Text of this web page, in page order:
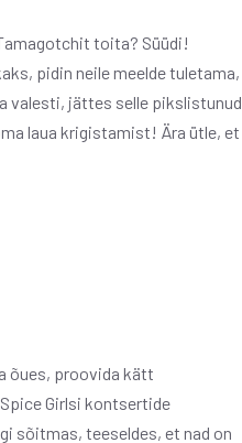
toita? Süüdi!
pidin neile meelde tuletama,
valesti, jättes selle pikslistunud
laua krigistamist! Ära ütle, et
õues, proovida kätt
Girlsi kontsertide
sõitmas, teeseldes, et nad on